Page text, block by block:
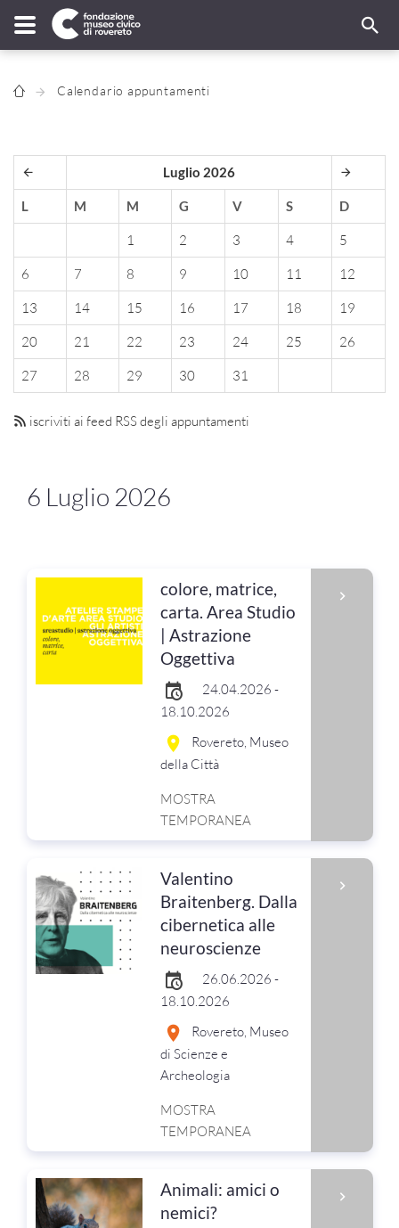
Calendario appuntamenti
Luglio 2026
L M M G V S D
1 2 3 4
5
6
7 8 9 10 11
12
13
14 15 16 17 18
19
20
21 22 23 24 25
26
27
28 29 30 31
iscriviti ai feed RSS degli appuntamenti
6 Luglio 2026
colore, matrice,
carta. Area Studio
| Astrazione
Oggettiva
24.04.2026 -
18.10.2026
Rovereto, Museo
della Città
MOSTRA
TEMPORANEA
Valentino
Braitenberg. Dalla
cibernetica alle
neuroscienze
26.06.2026 -
18.10.2026
Rovereto, Museo
di Scienze e
Archeologia
MOSTRA
TEMPORANEA
Animali: amici o
nemici?